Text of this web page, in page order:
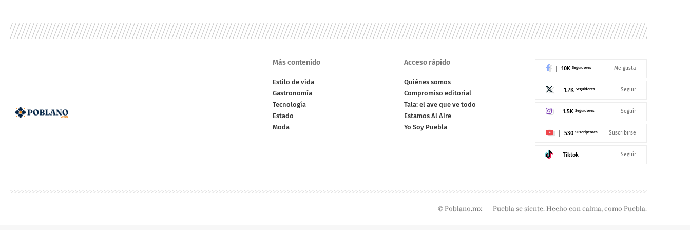
Más contenido
Estilo de vida
Gastronomía
Tecnología
Estado
Moda
Acceso rápido
Quiénes somos
Compromiso editorial
Tala: el ave que ve todo
Estamos Al Aire
Yo Soy Puebla
10K Seguidores Me gusta
1.7K Seguidores Seguir
1.5K Seguidores Seguir
530 Suscriptores Suscribirse
Tiktok Seguir
© Poblano.mx — Puebla se siente. Hecho con calma, como Puebla.